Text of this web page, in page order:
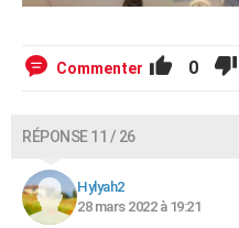
Commenter 0
RÉPONSE 11 / 26
Hylyah2
28 mars 2022 à 19:21